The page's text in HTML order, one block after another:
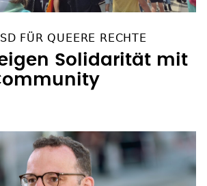
FÜR QUEERE RECHTE
Solidarität mit